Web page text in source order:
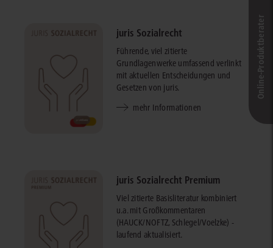
juris Sozialrecht
Führende, viel zitierte
Grundlagenwerke umfassend verlinkt
mit aktuellen Entscheidungen und
Gesetzen von juris.
mehr Informationen
juris Sozialrecht Premium
Viel zitierte Basisliteratur kombiniert
u.a. mit Großkommentaren
(HAUCK/NOFTZ, Schlegel/Voelzke) -
laufend aktualisiert.
Online-Produkt­berater